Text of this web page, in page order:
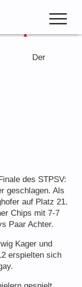
open
Der
des STPSV:
geschlagen. Als
auf Platz 21.
Chips mit 7-7
Paar Achter.
Kager und
erspielten sich